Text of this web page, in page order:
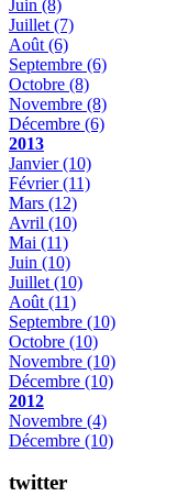
Juin (8)
Juillet (7)
Août (6)
Septembre (6)
Octobre (8)
Novembre (8)
Décembre (6)
2013
Janvier(10)
Février(11)
Mars (12)
Avril (10)
Mai (11)
Juin (10)
Juillet (10)
Août (11)
Septembre (10)
Octobre (10)
Novembre (10)
Décembre (10)
2012
Novembre (4)
Décembre (10)
twitter